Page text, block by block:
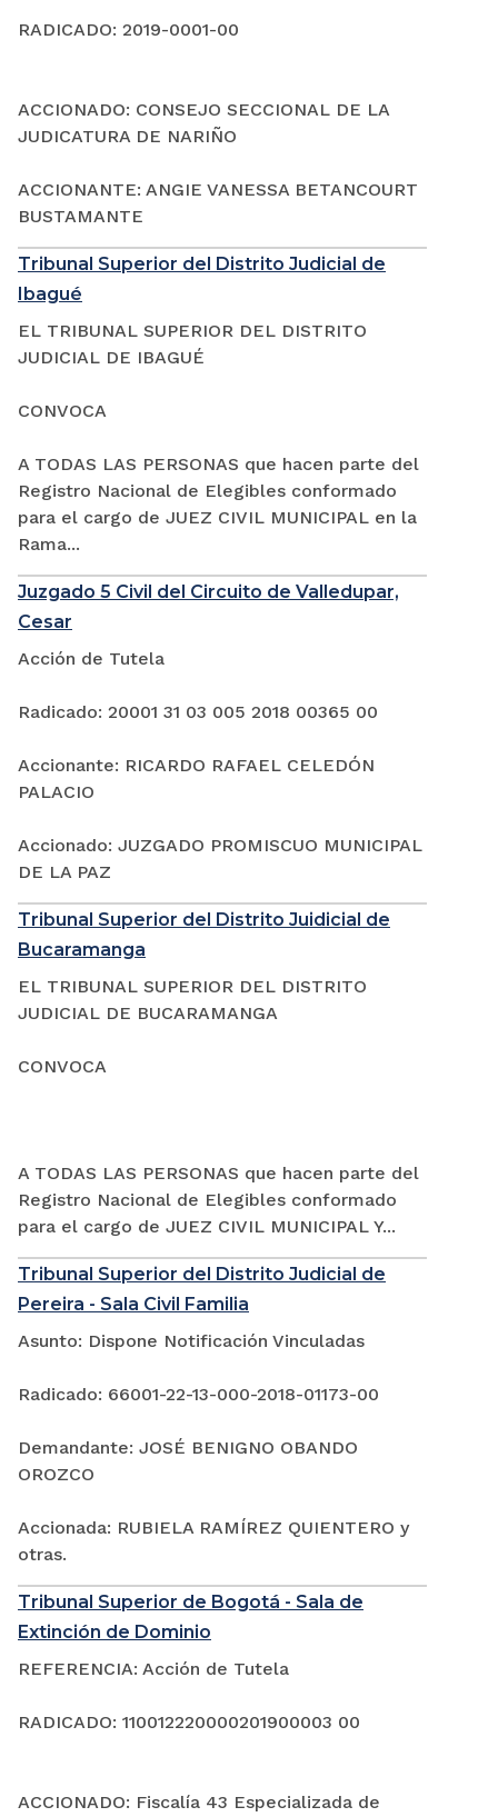
RADICADO: 2019-0001-00
ACCIONADO: CONSEJO SECCIONAL DE LA
JUDICATURA DE NARIÑO
ACCIONANTE: ANGIE VANESSA BETANCOURT
BUSTAMANTE
Tribunal Superior del Distrito Judicial de
Ibagué
EL TRIBUNAL SUPERIOR DEL DISTRITO
JUDICIAL DE IBAGUÉ
CONVOCA
A TODAS LAS PERSONAS que hacen parte del
Registro Nacional de Elegibles conformado
para el cargo de JUEZ CIVIL MUNICIPAL en la
Rama...
Juzgado 5 Civil del Circuito de Valledupar,
Cesar
Acción de Tutela
Radicado: 20001 31 03 005 2018 00365 00
Accionante: RICARDO RAFAEL CELEDÓN
PALACIO
Accionado: JUZGADO PROMISCUO MUNICIPAL
DE LA PAZ
Tribunal Superior del Distrito Juidicial de
Bucaramanga
EL TRIBUNAL SUPERIOR DEL DISTRITO
JUDICIAL DE BUCARAMANGA
CONVOCA
A TODAS LAS PERSONAS que hacen parte del
Registro Nacional de Elegibles conformado
para el cargo de JUEZ CIVIL MUNICIPAL Y...
Tribunal Superior del Distrito Judicial de
Pereira - Sala Civil Familia
Asunto: Dispone Notificación Vinculadas
Radicado: 66001-22-13-000-2018-01173-00
Demandante: JOSÉ BENIGNO OBANDO
OROZCO
Accionada: RUBIELA RAMÍREZ QUIENTERO y
otras.
Tribunal Superior de Bogotá - Sala de
Extinción de Dominio
REFERENCIA: Acción de Tutela
RADICADO: 110012220000201900003 00
ACCIONADO: Fiscalía 43 Especializada de